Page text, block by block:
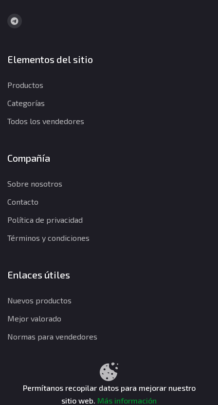
Elementos del sitio
Productos
Categorías
Todos los vendedores
Compañía
Sobre nosotros
Contacto
Política de privacidad
Términos y condiciones
Enlaces útiles
Nuevos productos
Mejor valorado
Normas para vendedores
Términos y condiciones
CuentasGO © 2026. Todos los derechos reservados.
Permítanos recopilar datos para mejorar nuestro
sitio web. Más información